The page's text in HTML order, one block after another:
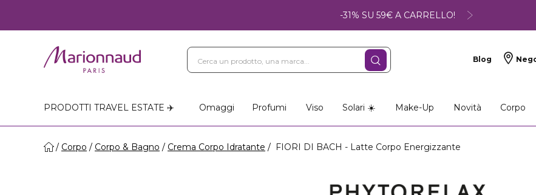
-31% SU 59€ A CARRELLO!
Blog
PRODOTTI TRAVEL ESTATE ✈️ Omaggi Profumi Viso Solari ☀️ Make-Up Novità Corpo
Corpo Corpo & Bagno Crema Corpo Idratante FIORI DI BACH - Latte Corpo Energizzante